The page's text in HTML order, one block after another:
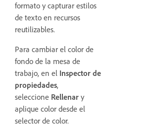
formato y capturar estilos
de texto en recursos
reutilizables.
Para cambiar el color de
fondo de la mesa de
trabajo, en el Inspector de
propiedades,
seleccione Rellenar y
aplique color desde el
selector de color.